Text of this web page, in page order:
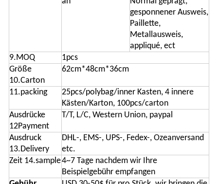
gesponnener Ausweis,
Paillette,
Metallausweis,
appliqué, ect
9.MOQ
1pcs
Größe
10.Carton
62cm*48cm*36cm
11.packing
25pcs/polybag/inner Kasten, 4 innere
Kästen/Karton, 100pcs/carton
Ausdrücke
12Payment
T/T, L/C, Western Union, paypal
Ausdruck
13.Delivery
DHL-, EMS-, UPS-, Fedex-, Ozeanversand
etc.
Zeit 14.sample4~7 Tage nachdem wir Ihre
Beispielgebühr empfangen